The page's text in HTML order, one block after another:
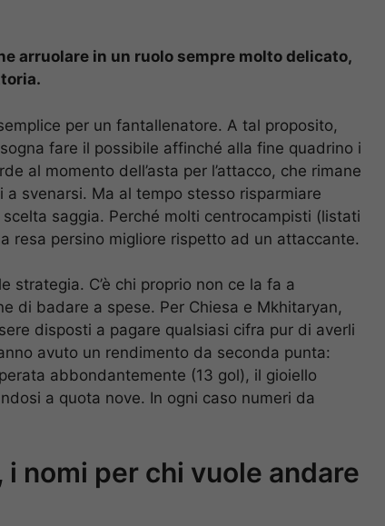
arruolare in un ruolo sempre molto delicato,
per un fantallenatore. A tal proposito,
fare il possibile affinché alla fine quadrino i
al momento dell’asta per l’attacco, che rimane
svenarsi. Ma al tempo stesso risparmiare
saggia. Perché molti centrocampisti (listati
resa persino migliore rispetto ad un attaccante.
strategia. C’è chi proprio non ce la fa a
di badare a spese. Per Chiesa e Mkhitaryan,
disposti a pagare qualsiasi cifra pur di averli
avuto un rendimento da seconda punta:
abbondantemente (13 gol), il gioiello
a quota nove. In ogni caso numeri da
nomi per chi vuole andare